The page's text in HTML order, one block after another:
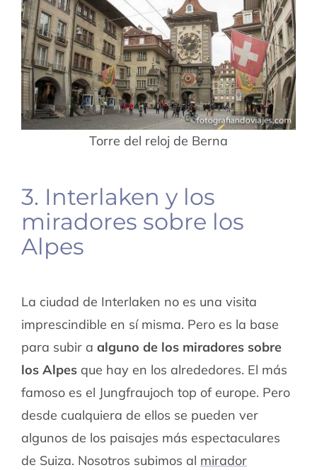
Torre del reloj de Berna
3. Interlaken y los
miradores sobre los
Alpes
La ciudad de Interlaken no es una visita
imprescindible en sí misma. Pero es la base
para subir a alguno de los miradores sobre
los Alpesque hay en los alrededores. El más
famoso es el Jungfraujoch top of europe. Pero
desde cualquiera de ellos se pueden ver
algunos de los paisajes más espectaculares
de Suiza. Nosotros subimos al mirador